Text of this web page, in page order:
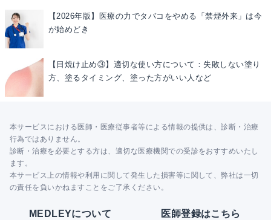
【2026年版】医療の力でタバコをやめる「禁煙外来」は今
が始めどき
【日焼け止め③】適切な使い方について：失敗しない塗り
方、塗るタイミング、塗った方がいい人など
本サービスにおける医師・医療従事者等による情報の提供は、診断・治療
行為ではありません。
診断・治療を必要とする方は、適切な医療機関での受診をおすすめいたし
ます。
本サービス上の情報や利用に関して発生した損害等に関して、弊社は一切
の責任を負いかねますことをご了承ください。
MEDLEYについて 医師登録はこちら